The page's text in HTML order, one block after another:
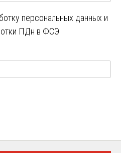
персональных данных и
ПДн в ФСЭ